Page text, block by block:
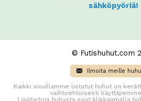
sähköpyöriä!
© Futishuhut.com
Ilmoita meille
Kaikki sivuillamme listatut huhut on
vaihtoehtoisesti